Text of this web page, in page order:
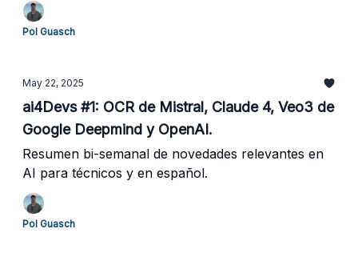
Pol Guasch
May 22, 2025
ai4Devs #1: OCR de Mistral, Claude 4, Veo3 de
Google Deepmind y OpenAI.
Resumen bi-semanal de novedades relevantes en
AI para técnicos y en español.
Pol Guasch